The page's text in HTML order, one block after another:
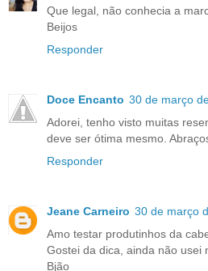
Que legal, não conhecia a
Beijos
Responder
Doce Encanto 30 de março
Adorei, tenho visto muitas
deve ser ótima mesmo.
Responder
Jeane Carneiro 30 de março
Amo testar produtinhos da
Gostei da dica, ainda não usei
Bjão